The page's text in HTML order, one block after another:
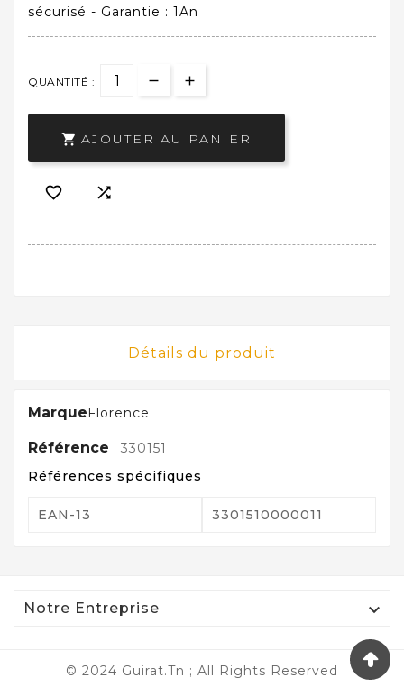
sécurisé - Garantie : 1An
QUANTITÉ :
 AJOUTER AU PANIER
 
Détails du produit
MarqueFlorence
Référence
330151
Références spécifiques
EAN-13 3301510000011
Notre Entreprise 
© 2024 Guirat.tn ; All Rights Reserved